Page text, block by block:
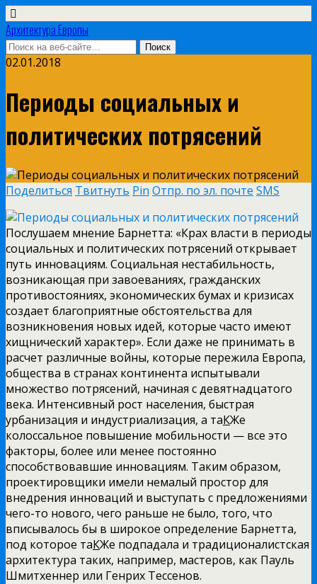
Архитектура Европы
02.01.2018
Периоды социальных и
политических потрясений
Поделиться Твитнуть Pin Отпр. по эл. почте SMS
Послушаем мнение Барнетта: «Крах власти в периоды
социальных и политических потрясений открывает
путь инновациям. Социальная нестабильность,
возникающая при завоеваниях, гражданских
противостояниях, экономических бумах и кризисах
создает благоприятные обстоятельства для
возникновения новых идей, которые часто имеют
хищнический характер». Если даже не принимать в
расчет различные войны, которые пережила Европа,
общества в странах континента испытывали
множество потрясений, начиная с девятнадцатого
века. Интенсивный рост населения, быстрая
урбанизация и индустриализация, а таКЖе
колоссальное повышение мобильности — все это
факторы, более или менее постоянно
способствовавшие инновациям. Таким образом,
проектировщики имели немалый простор для
внедрения инноваций и выступать с предложениями
чего-то нового, чего раньше не было, того, что
вписывалось бы в широкое определение Барнетта,
под которое таКЖе подпадала и традиционалистская
архитектура таких, например, мастеров, как Пауль
Шмитхеннер или Генрих Тессенов.